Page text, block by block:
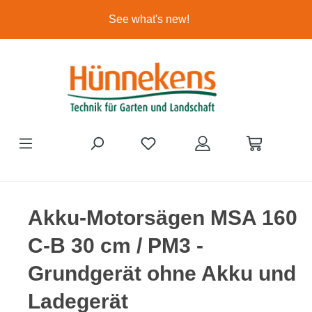
Ga naar de hoofdinhoudSee what's new!
Akku-Motorsägen MSA 160
C-B 30 cm / PM3 -
Grundgerät ohne Akku und
Ladegerät